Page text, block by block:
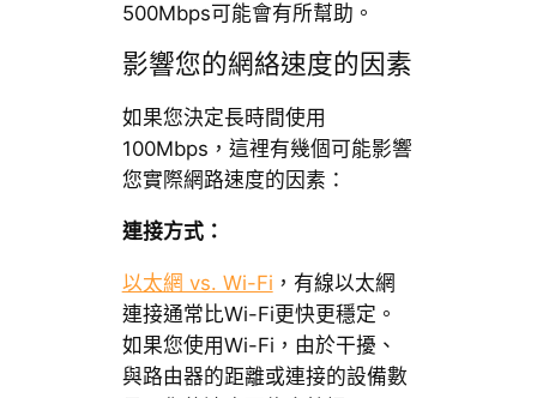
500Mbps可能會有所幫助。
影響您的網絡速度的因素
如果您決定長時間使用
100Mbps，這裡有幾個可能影響
您實際網路速度的因素：
連接方式：
以太網 vs. Wi-Fi ，有線以太網
連接通常比Wi-Fi更快更穩定。
如果您使用Wi-Fi，由於干擾、
與路由器的距離或連接的設備數